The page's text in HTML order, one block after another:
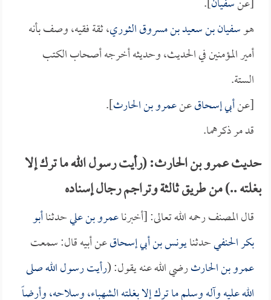
هوسفيان بن سعيد بن مسروق الثوري، ثقة فقيه، وصف بأنه
أمير المؤمنين في الحديث، وحديثه أخرجه أصحاب الكتب
الستة.
[عنأبي إسحاقعنعمرو بن الحارث].
قد مر ذكرهما.
حديث عمرو بن الحارث: (رأيت رسول الله ما ترك إلا
بغلته ..) من طريق ثالثة وتراجم رجال إسناده
قال المصنف رحمه الله تعالى: [أخبرناعمرو بن عليحدثناأبو
بكر الحنفيحدثنايونس بن أبي إسحاقعن أبيه قال: سمعت
عمرو بن الحارثرضي الله عنه يقول: (رأيت رسول الله صلى
الله عليه وآله وسلم ما ترك إلا بغلته الشهباء، وسلاحه، وأرضاً